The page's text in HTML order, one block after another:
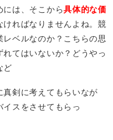
には、そこから具体的な価
ければなりませんよね。競
ベルなのか？こちらの思
てはいないか？どうやっ
ど
剣に考えてもらいなが
スをさせてもらっ